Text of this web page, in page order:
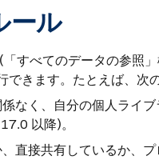
ール
すべてのデータの参照
きます。たとえば、次
なく、自分の個人ライ
以降)。
直接共有しているか、